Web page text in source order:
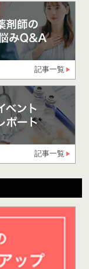
記事一覧
記事一覧